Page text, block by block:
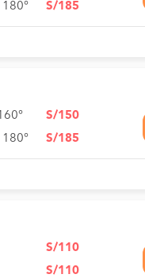
180°
S/185
180°
S/150
S/185
S/110
S/110